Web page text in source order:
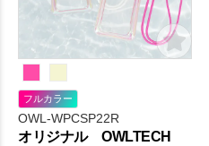
フルカラー
OWL-WPCSP22R
オリジナル OWLTECH